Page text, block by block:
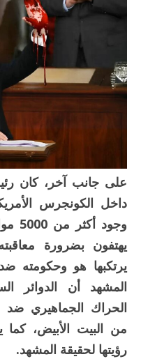
على جانب آخر، كان
داخل الكونجرس
وجود
يهتفون بضرورة
يرتكبها هو وحكومته
المشهد أن الدوائر
الحراك الجماهيري ضد
من البيت الأبيض، كما
رؤيتها لحقيقة المشهد.